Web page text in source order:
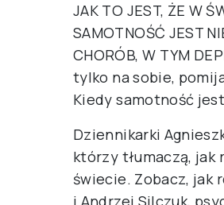
JAK TO JEST, ŻE W
SAMOTNOŚĆ JEST
CHORÓB, W TYM
tylko na sobie,
Kiedy samotność
Dziennikarki
którzy tłumaczą, jak
świecie. Zobacz, jak
i Andrzej Silczuk,